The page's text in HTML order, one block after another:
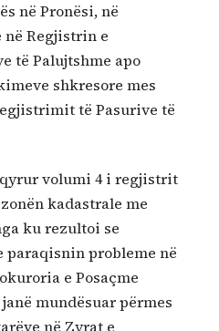
në Pronësi, në
Regjistrin e
të Palujtshme apo
shkresore mes
të Pasurive të
volumi 4 i regjistrit
kadastrale me
ku rezultoi se
paraqisnin probleme në
e Posaçme
mundësuar përmes
në Zyrat e